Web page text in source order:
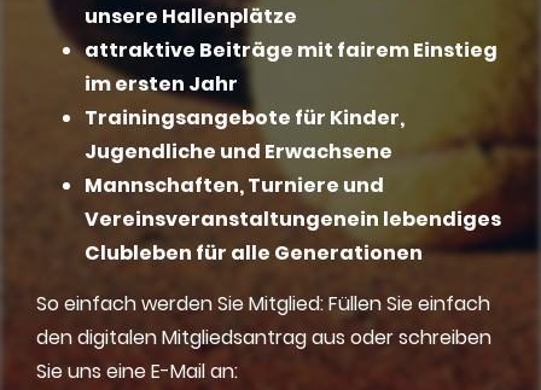
unsere Hallenplätze
attraktive Beiträge mit fairem Einstieg
im ersten Jahr
Trainingsangebote für Kinder,
Jugendliche und Erwachsene
Mannschaften, Turniere und
Vereinsveranstaltungenein lebendiges
Clubleben für alle Generationen
So einfach werden Sie Mitglied: Füllen Sie einfach
den digitalen Mitgliedsantrag aus oder schreiben
Sie uns eine E-Mail an: